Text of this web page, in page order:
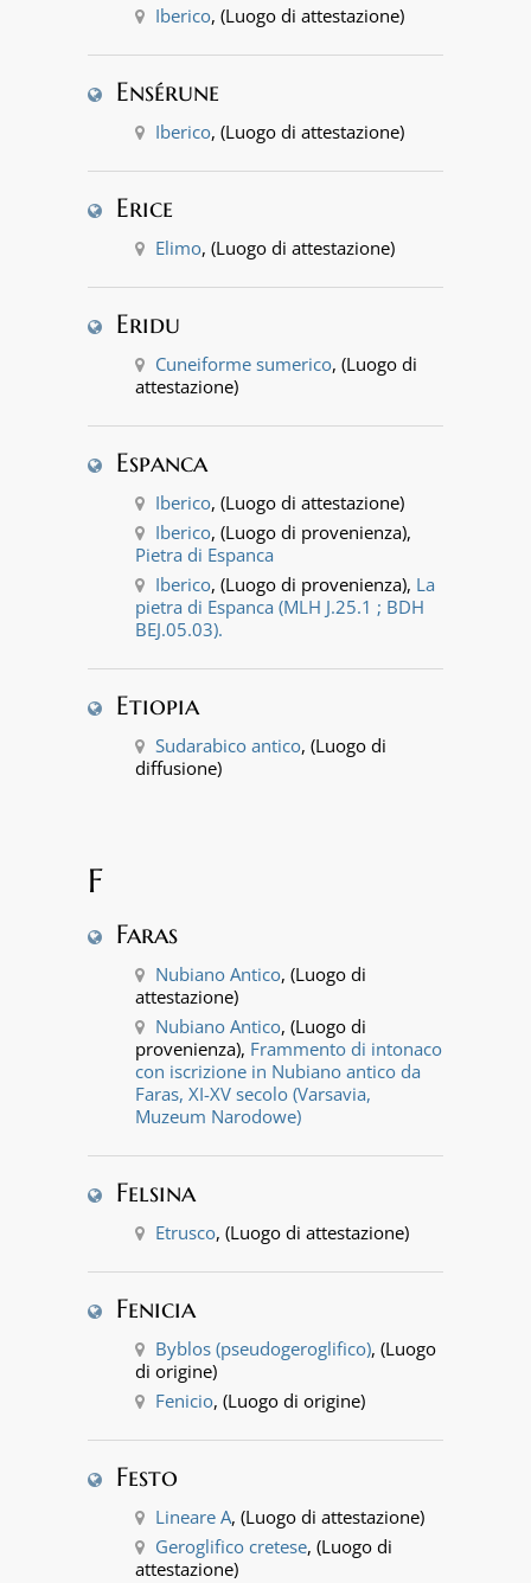
Iberico, (Luogo di attestazione)
Ensérune
Iberico, (Luogo di attestazione)
Erice
Elimo, (Luogo di attestazione)
Eridu
Cuneiforme sumerico, (Luogo di
attestazione)
Espanca
Iberico, (Luogo di attestazione)
Iberico, (Luogo di provenienza),
Pietra di Espanca
Iberico, (Luogo di provenienza), La
pietra di Espanca (MLH J.25.1 ; BDH
BEJ.05.03).
Etiopia
Sudarabico antico, (Luogo di
diffusione)
F
Faras
Nubiano Antico, (Luogo di
attestazione)
Nubiano Antico, (Luogo di
provenienza), Frammento di intonaco
con iscrizione in Nubiano antico da
Faras, XI-XV secolo (Varsavia,
Muzeum Narodowe)
Felsina
Etrusco, (Luogo di attestazione)
Fenicia
Byblos (pseudogeroglifico), (Luogo
di origine)
Fenicio, (Luogo di origine)
Festo
Lineare A, (Luogo di attestazione)
Geroglifico cretese, (Luogo di
attestazione)